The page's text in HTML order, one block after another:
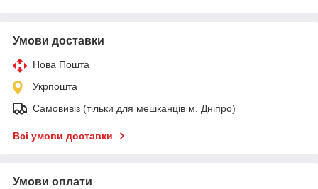
Умови доставки
Нова Пошта
Укрпошта
Самовивіз (тільки для мешканців м. Дніпро)
Всі умови доставки
Умови оплати